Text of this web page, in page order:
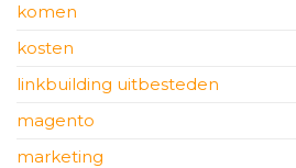
komen
kosten
linkbuilding uitbesteden
magento
marketing